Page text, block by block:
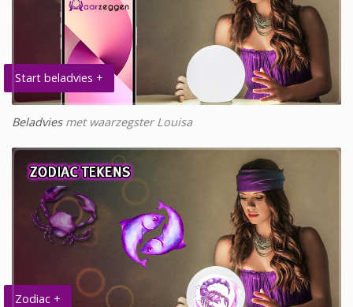
Start beladvies +
Beladviesmet waarzegster Louisa
Zodiac +